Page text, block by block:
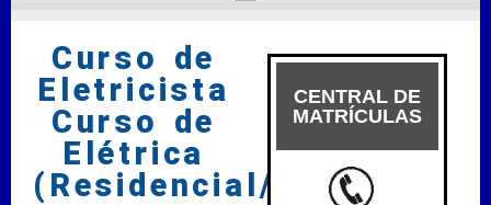
Curso de
Eletricista
Curso de
Elétrica
(Residencial/Predial)
CENTRAL DE
MATRÍCULAS